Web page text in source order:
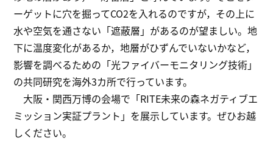
ーゲットに穴を掘ってCO2を入れるのですが，その上に
水や空気を通さない「遮蔽層」があるのが望ましい。地
下に温度変化があるか，地層がひずんでいないかなど，
影響を調べるための「光ファイバーモニタリング技術」
の共同研究を海外3カ所で行っています。
大阪・関西万博の会場で「RITE未来の森ネガティブエ
ミッション実証プラント」を展示しています。ぜひお越
しください。